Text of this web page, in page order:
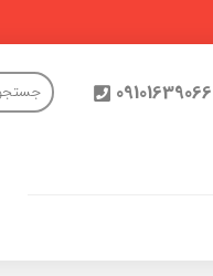
09101639066